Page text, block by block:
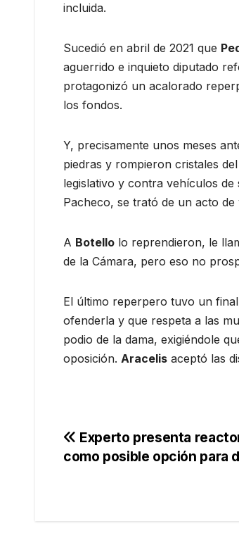
incluida.
Sucedió en abril de 2021 que
aguerrido e inquieto diputado
protagonizó un acalorado
los fondos.
Y, precisamente unos meses
piedras y rompieron cristales del
legislativo y contra vehículos de
Pacheco, se trató de un acto de
A Botello lo reprendieron, le
de la Cámara, pero eso no
El último reperpero tuvo un
ofenderla y que respeta a las
podio de la dama, exigiéndole
oposición. Aracelis aceptó las
Navegación
Experto presenta
como posible opción para